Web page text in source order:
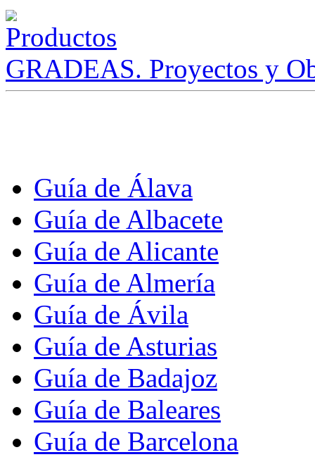
GRADEAS. Proyectos y
Guía de Álava
Guía de Albacete
Guía de Alicante
Guía de Almería
Guía de Ávila
Guía de Asturias
Guía de Badajoz
Guía de Baleares
Guía de Barcelona